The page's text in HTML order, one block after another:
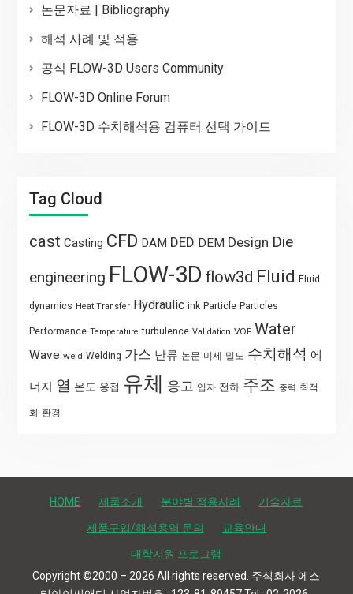
논문자료 | Bibliography
해석 사례 및 적용
공식 FLOW-3D Users Community
FLOW-3D Online Forum
FLOW-3D 수치해석용 컴퓨터 선택 가이드
Tag Cloud
cast Casting CFD DAM DED DEM Design Die
engineering FLOW-3D flow3d Fluid Fluid
dynamics Heat Transfer Hydraulic ink Particle Particles
Performance Temperature turbulence Validation VOF Water
Wave weld Welding 가스 난류 논문 미세 밀도 수치해석 에
너지 열 온도 용접 유체 응고 입자 전하 주조 중력 최적
화 환경
HOME 제품소개 분야별 적용사례 기술자료
제품구입/해석용역 문의 교육안내
대학지원 프로그램
Copyright ©2000 – 2026 All rights reserved. 주식회사 에스